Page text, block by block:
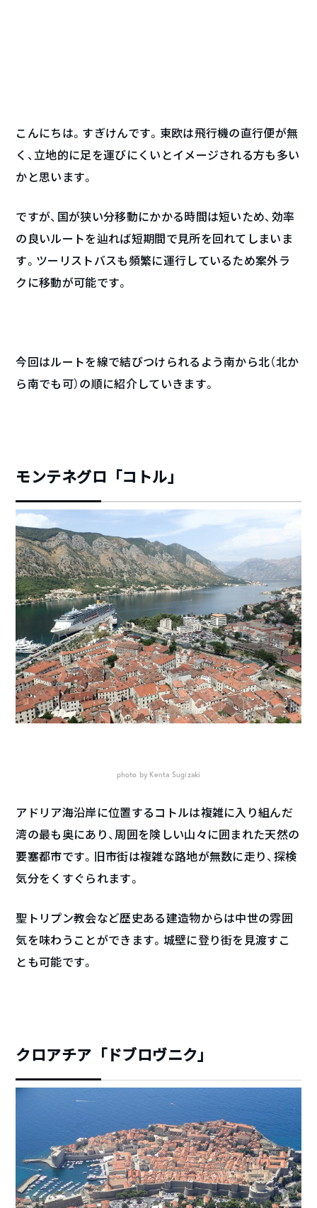
こんにちは。すぎけんです。東欧は飛行機の直行便が無
く、立地的に足を運びにくいとイメージされる方も多い
かと思います。
ですが、国が狭い分移動にかかる時間は短いため、効率
の良いルートを辿れば短期間で見所を回れてしまいま
す。ツーリストバスも頻繁に運行しているため案外ラ
クに移動が可能です。
今回はルートを線で結びつけられるよう南から北（北か
ら南でも可）の順に紹介していきます。
モンテネグロ「コトル」
photo by Kenta Sugizaki
アドリア海沿岸に位置するコトルは複雑に入り組んだ
湾の最も奥にあり、周囲を険しい山々に囲まれた天然の
要塞都市です。旧市街は複雑な路地が無数に走り、探検
気分をくすぐられます。
聖トリプン教会など歴史ある建造物からは中世の雰囲
気を味わうことができます。城壁に登り街を見渡すこ
とも可能です。
クロアチア「ドブロヴニク」